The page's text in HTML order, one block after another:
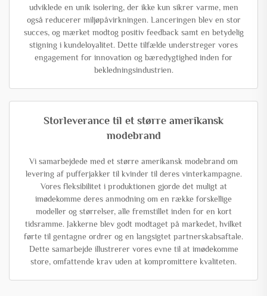
udviklede en unik isolering, der ikke kun sikrer varme, men
også reducerer miljøpåvirkningen. Lanceringen blev en stor
succes, og mærket modtog positiv feedback samt en betydelig
stigning i kundeloyalitet. Dette tilfælde understreger vores
engagement for innovation og bæredygtighed inden for
bekledningsindustrien.
Storleverance til et større amerikansk
modebrand
Vi samarbejdede med et større amerikansk modebrand om
levering af pufferjakker til kvinder til deres vinterkampagne.
Vores fleksibilitet i produktionen gjorde det muligt at
imødekomme deres anmodning om en række forskellige
modeller og størrelser, alle fremstillet inden for en kort
tidsramme. Jakkerne blev godt modtaget på markedet, hvilket
førte til gentagne ordrer og en langsigtet partnerskabsaftale.
Dette samarbejde illustrerer vores evne til at imødekomme
store, omfattende krav uden at kompromittere kvaliteten.